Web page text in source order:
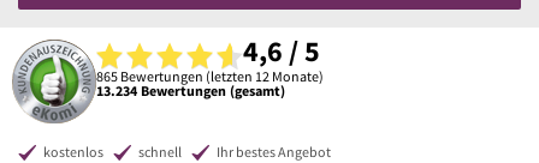
4,6 / 5
865 Bewertungen (letzten 12 Monate)
13.234 Bewertungen (gesamt)
kostenlos schnell Ihr bestes Angebot